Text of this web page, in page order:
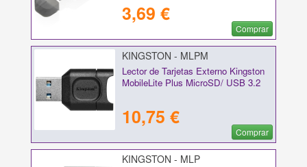
3,69 €
Comprar
KINGSTON - MLPM
Lector de Tarjetas Externo Kingston
MobileLite Plus MicroSD/ USB 3.2
10,75 €
Comprar
KINGSTON - MLP